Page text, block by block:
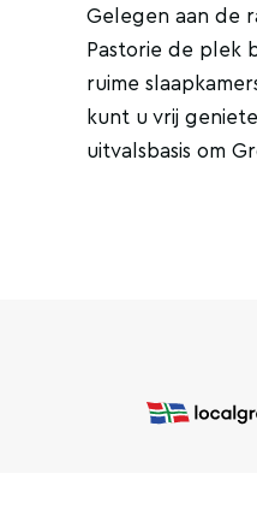
Gelegen aan de
Pastorie de plek
ruime
kunt u vrij
uitvalsbasis om